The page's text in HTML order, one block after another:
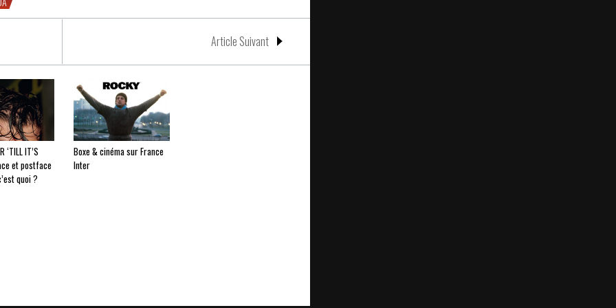
Article Suivant
‘TILL IT’S
et postface
quoi ?
Boxe & cinéma sur France
Inter